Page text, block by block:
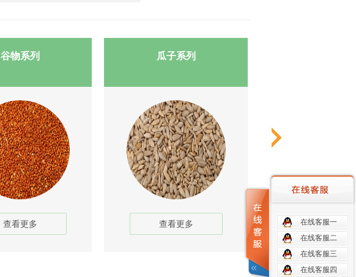
谷物系列
查看更多
瓜子系列
查看更多 查看更多
在线客服一
在线客服二
在线客服三
在线客服四